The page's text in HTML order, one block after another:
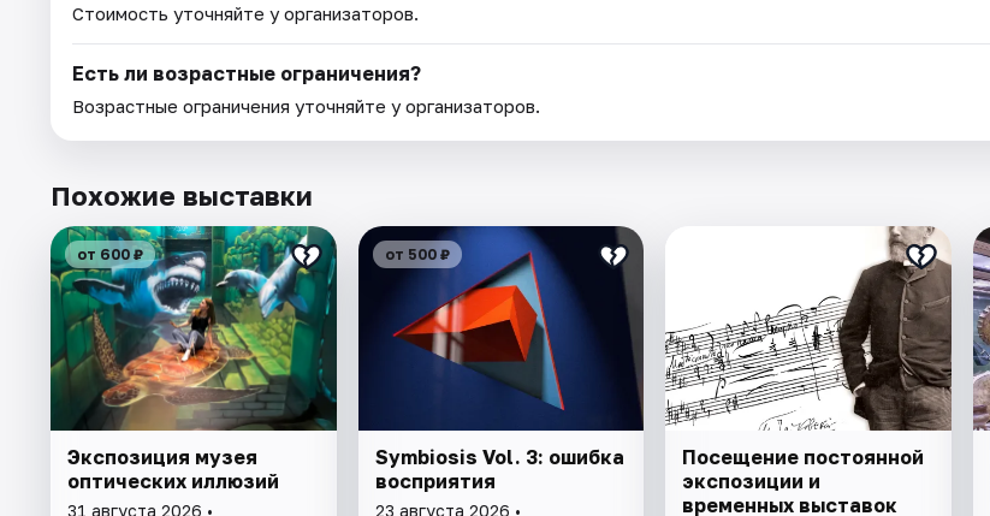
Стоимость уточняйте у организаторов.
Есть ли возрастные ограничения?
Возрастные ограничения уточняйте у организаторов.
Похожие выставки
от 600 ₽
Экспозиция музея
оптических иллюзий
31 августа 2026 •
от 500 ₽
Symbiosis Vol. 3: ошибка
восприятия
23 августа 2026 •
Посещение постоянной
экспозиции и
временных выставок